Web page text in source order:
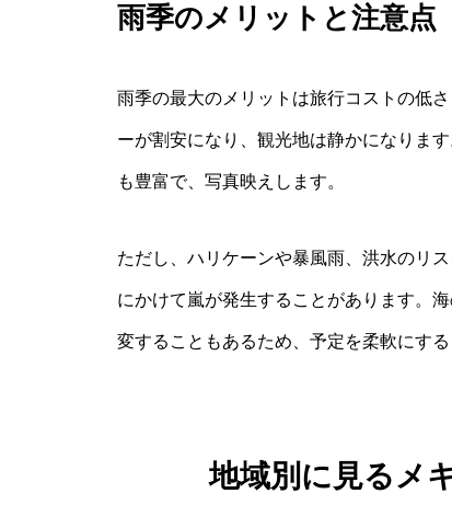
雨季のメリットと注意点
雨季の最大のメリットは旅行コストの低
ーが割安になり、観光地は静かになりま
も豊富で、写真映えします。
ただし、ハリケーンや暴風雨、洪水のリ
にかけて嵐が発生することがあります。
変することもあるため、予定を柔軟にする
地域別に見るメ